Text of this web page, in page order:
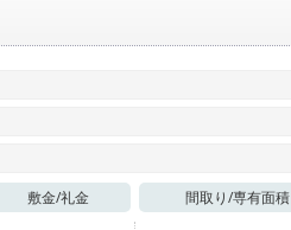
敷金/礼金 間取り/専有面積